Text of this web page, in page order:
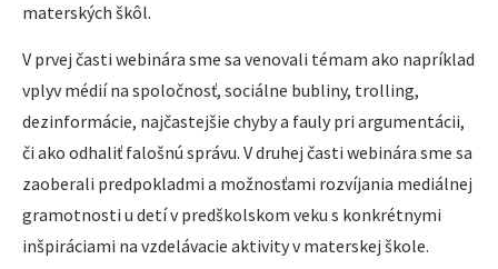
materských škôl.
V prvej časti webinára sme sa venovali témam ako napríklad
vplyv médií na spoločnosť, sociálne bubliny, trolling,
dezinformácie, najčastejšie chyby a fauly pri argumentácii,
či ako odhaliť falošnú správu. V druhej časti webinára sme sa
zaoberali predpokladmi a možnosťami rozvíjania mediálnej
gramotnosti u detí v predškolskom veku s konkrétnymi
inšpiráciami na vzdelávacie aktivity v materskej škole.